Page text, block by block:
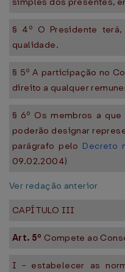
§ 4º O Presidente
qualidade.
§ 5º A participação no
direito a qualquer
§ 6º Os membros a
poderão designar
parágrafo pelo Decreto
09.02.2004)
Ver redação anterior
CAPÍTULO III
Art. 5º Compete ao
I - estabelecer as